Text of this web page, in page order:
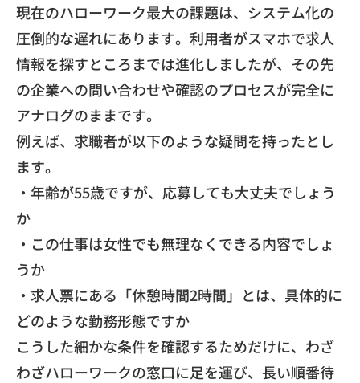
​現在のハローワーク最大の課題は、 システム化の
圧倒的な遅れにあります。 利用者がスマホで求人
情報を探すところまでは進化しましたが、 その先
の企業への問い合わせや確認のプロセスが完全に
アナログのままです。
​例えば、求職者が以下のような疑問を持ったとし
ます。
・年齢が55歳ですが、応募しても大丈夫でしょう
か
・この仕事は女性でも無理なくできる内容でしょ
うか
・求人票にある「休憩時間2時間」とは、 具体的に
どのような勤務形態ですか
​こうした細かな条件を確認するためだけに、 わざ
わざハローワークの窓口に足を運び、 長い順番待